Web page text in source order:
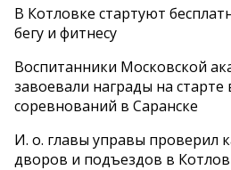
В Котловке стартуют
бегу и фитнесу
Воспитанники Московской
завоевали награды на старте
соревнований в Саранске
И. о. главы управы проверил
дворов и подъездов в